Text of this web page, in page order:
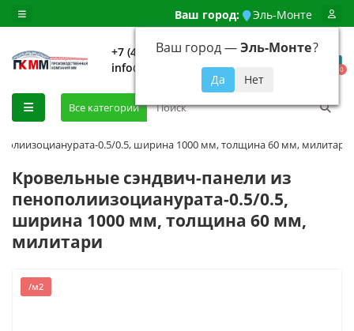
Ваш город: Эль-Монте
Ваш город —Эль-Монте?
+7 (499) 648-92-94
info@evroshtaketnikmoskva.ru
0
Все категории
0.5/0.5, ширина 1000 мм, толщина 60 мм, милитари
Кровельные сэндвич-панели из
пенополиизоцианурата-0.5/0.5,
ширина 1000 мм, толщина 60 мм,
милитари
/м2